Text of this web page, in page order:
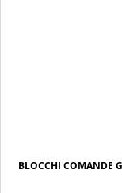
BLOCCHI COMANDE